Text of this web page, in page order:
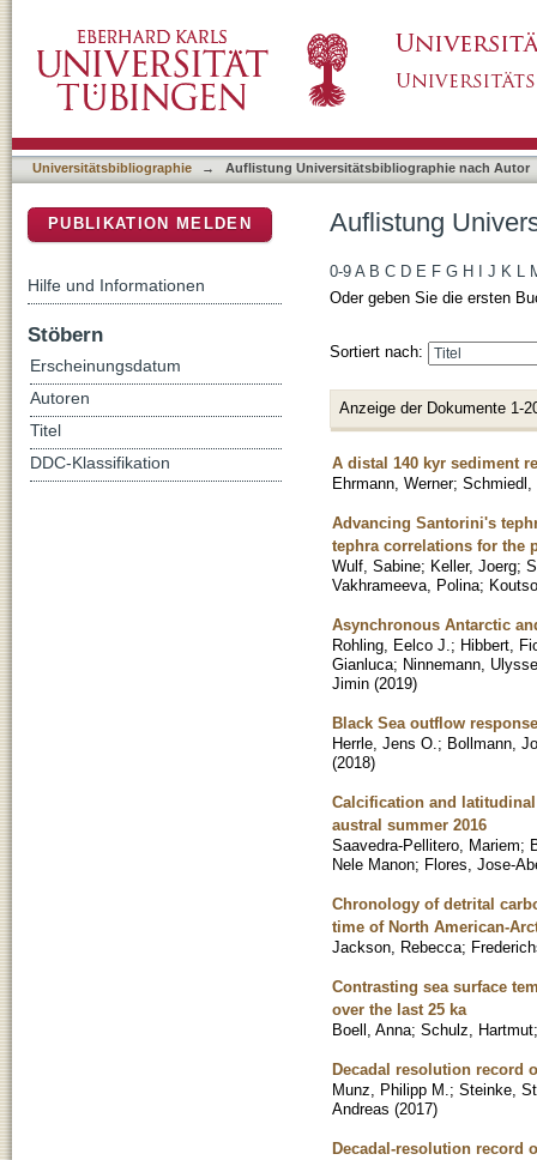
Universitätsbibliographie → Auflistung Universitätsbibliographie nach Autor
Auflistung
0-9 A B C D E F G H J K L
Oder geben Sie die ersten
Sortiert nach:
Anzeige der Dokumente 1-
A distal 140 kyr sediment
Ehrmann, Werner; Schmiedl,
Advancing Santorini's
tephra correlations for the
Wulf, Sabine; Keller, Joerg;
Vakhrameeva, Polina;
Asynchronous Antarctic
Rohling, Eelco J. ; Hibbert,
Gianluca; Ninnemann,
Jimin (2019)
Black Sea outflow
Herrle, Jens O. ; Bollmann,
(2018)
Calcification and
austral summer 2016
Saavedra-Pellitero, Mariem;
Nele Manon; Flores, Jose-
Chronology of detrital
time of North American-
Jackson, Rebecca;
Contrasting sea surface
over the last 25 ka
Boell, Anna; Schulz, Hartmut
Decadal resolution record
Munz, Philipp M. ; Steinke,
Andreas (2017)
Decadal-resolution record
PUBLIKATION MELDEN
Hilfe und Informationen
Stöbern
Erscheinungsdatum
Autoren
Titel
DDC-Klassifikation